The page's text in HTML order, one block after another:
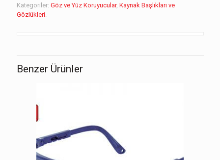
Kategoriler: Göz ve Yüz Koruyucular, Kaynak Başlıkları ve
Gözlükleri.
Benzer Ürünler